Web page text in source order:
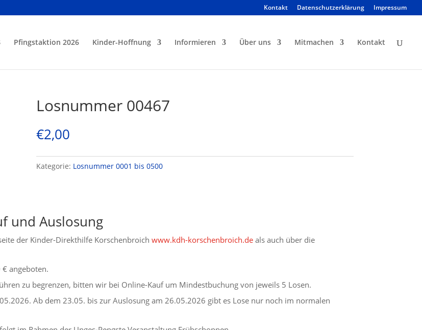
Kontakt Datenschutzerklärung Impressum
Pfingstaktion 2026 Kinder-Hoffnung Informieren Über uns Mitmachen Kontakt
Losnummer 00467
€2,00
Kategorie: Losnummer 0001 bis 0500
und Auslosung
der Kinder-Direkthilfe Korschenbroichwww.kdh-korschenbroich.de als auch über die
angeboten.
zu begrenzen, bitten wir bei Online-Kauf um Mindestbuchung von jeweils 5 Losen.
Ab dem 23.05. bis zur Auslosung am 26.05.2026 gibt es Lose nur noch im normalen